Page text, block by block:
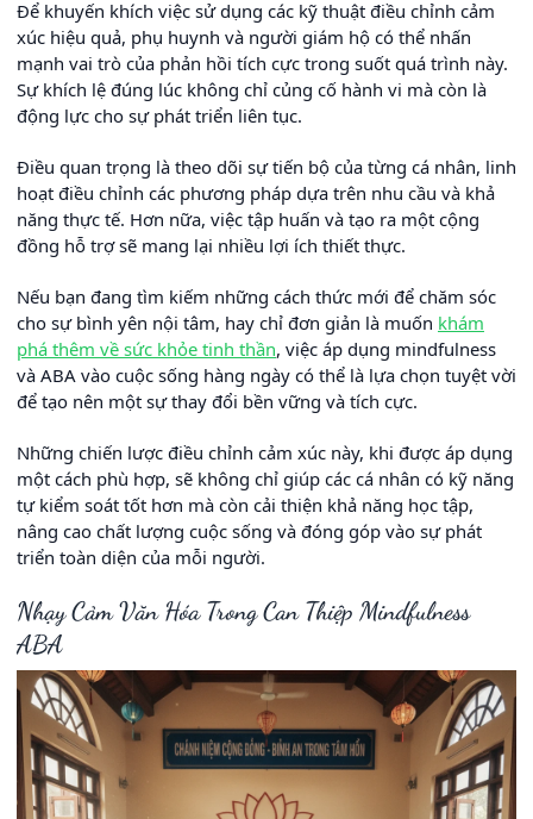
Để khuyến khích việc sử dụng các kỹ thuật điều chỉnh cảm
xúc hiệu quả, phụ huynh và người giám hộ có thể nhấn
mạnh vai trò của phản hồi tích cực trong suốt quá trình này.
Sự khích lệ đúng lúc không chỉ củng cố hành vi mà còn là
động lực cho sự phát triển liên tục.
Điều quan trọng là theo dõi sự tiến bộ của từng cá nhân, linh
hoạt điều chỉnh các phương pháp dựa trên nhu cầu và khả
năng thực tế. Hơn nữa, việc tập huấn và tạo ra một cộng
đồng hỗ trợ sẽ mang lại nhiều lợi ích thiết thực.
Nếu bạn đang tìm kiếm những cách thức mới để chăm sóc
cho sự bình yên nội tâm, hay chỉ đơn giản là muốn khám
phá thêm về sức khỏe tinh thần, việc áp dụng mindfulness
và ABA vào cuộc sống hàng ngày có thể là lựa chọn tuyệt vời
để tạo nên một sự thay đổi bền vững và tích cực.
Những chiến lược điều chỉnh cảm xúc này, khi được áp dụng
một cách phù hợp, sẽ không chỉ giúp các cá nhân có kỹ năng
tự kiểm soát tốt hơn mà còn cải thiện khả năng học tập,
nâng cao chất lượng cuộc sống và đóng góp vào sự phát
triển toàn diện của mỗi người.
Nhạy Cảm Văn Hóa Trong Can Thiệp Mindfulness
ABA